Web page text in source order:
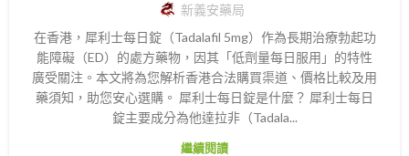
新義安藥局
在香港，犀利士每日錠（Tadalafil 5mg）作為長期治療勃起功
能障礙（ED）的處方藥物，因其「低劑量每日服用」的特性
廣受關注。本文將為您解析香港合法購買渠道、價格比較及用
藥須知，助您安心選購。 犀利士每日錠是什麼？ 犀利士每日
錠主要成分為他達拉非（Tadala...
繼續閱讀